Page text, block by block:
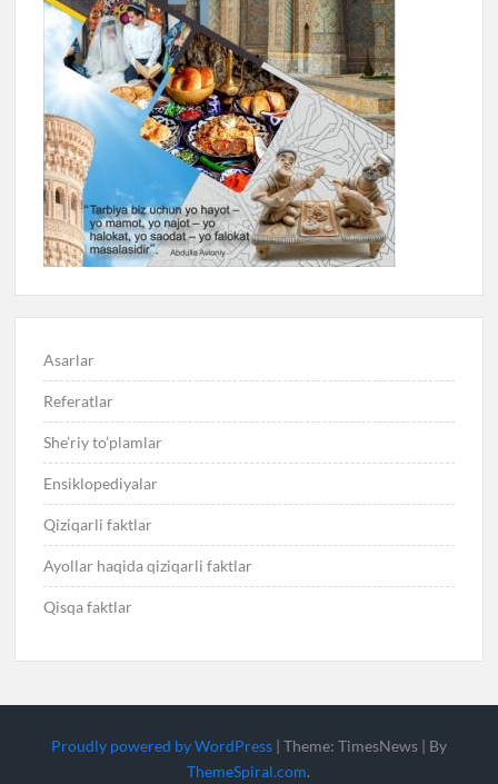
Asarlar
Referatlar
She’riy to’plamlar
Ensiklopediyalar
Qiziqarli faktlar
Ayollar haqida qiziqarli faktlar
Qisqa faktlar
Proudly powered by WordPress | Theme: TimesNews | By
ThemeSpiral.com.